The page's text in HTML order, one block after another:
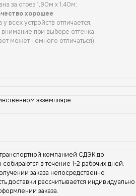
за отрез 1,90м х 1,40м;
хорошее
всех устройств отличается,
внимание при выборе оттенка
может немного отличаться).
экземпляре.
компанией СДЭК до
в течение 1-2 рабочих дней.
заказа непосредственно
доставки рассчитывается индивидуально
заказа.